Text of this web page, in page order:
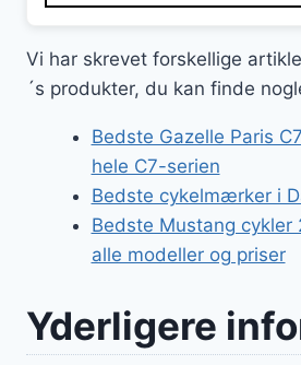
Vi har skrevet forskellige
´s produkter, du kan finde
Bedste Gazelle Paris
hele C7-serien
Bedste cykelmærker i
Bedste Mustang
alle modeller og priser
Yderligere